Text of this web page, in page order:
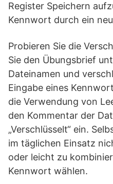
Register Speichern
Kennwort durch ein
Probieren Sie die
Sie den Übungsbrief
Dateinamen und
Eingabe eines
die Verwendung von
den Kommentar der
„Verschlüsselt“ ein.
im täglichen Einsatz
oder leicht zu
Kennwort wählen.